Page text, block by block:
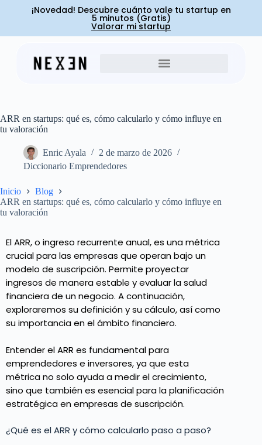
¡Novedad! Descubre cuánto vale tu startup en
5 minutos (Gratis)
Valorar mi startup
ARR en startups: qué es, cómo calcularlo y cómo influye en
tu valoración
Enric Ayala
2 de marzo de 2026
Diccionario Emprendedores
Inicio
Blog
ARR en startups: qué es, cómo calcularlo y cómo influye en
tu valoración
El ARR, o ingreso recurrente anual, es una métrica
crucial para las empresas que operan bajo un
modelo de suscripción. Permite proyectar
ingresos de manera estable y evaluar la salud
financiera de un negocio. A continuación,
exploraremos su definición y su cálculo, así como
su importancia en el ámbito financiero.
Entender el ARR es fundamental para
emprendedores e inversores, ya que esta
métrica no solo ayuda a medir el crecimiento,
sino que también es esencial para la planificación
estratégica en empresas de suscripción.
¿Qué es el ARR y cómo calcularlo paso a paso?